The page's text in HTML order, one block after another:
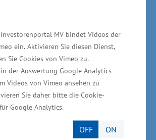
MV bindet Videos der
ein. Aktivieren Sie diesen Dienst,
Sie Cookies von Vimeo zu.
der Auswertung Google Analytics
Videos von Vimeo ansehen zu
Sie daher bitte die Cookie-
Google Analytics.
OFF ON
von zusätzlichem Personal mit
in einer technischen
für 24 Monate
in Höhe von bis zu 50
(im 1. Jahr ist die Förderung
im 2. Jahr auf 15.000 Euro
Mitte August 2018 haben 29
Anträge dazu gestellt.